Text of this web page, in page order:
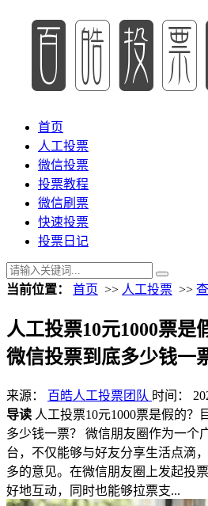
首页
人工投票
微信投票
投票教程
微信刷票
快速投票
投票日记
当前位置： 首页 >> 人工投票 >>
人工投票10元1000票是
微信投票到底多少钱一
来源： 百皓人工投票团队 时间：
导读 人工投票10元1000票是假的？
多少钱一票？ 微信朋友圈作为一个
台，不仅能够与好友分享生活点滴
多的意见。在微信朋友圈上发起投
好地互动，同时也能够拉票支...